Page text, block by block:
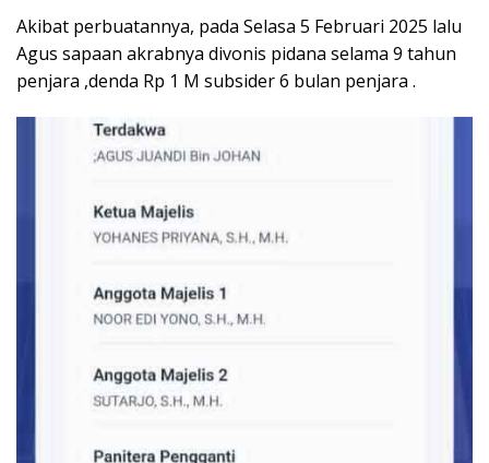
Akibat perbuatannya, pada Selasa 5 Februari 2025 lalu
Agus sapaan akrabnya divonis pidana selama 9 tahun
penjara ,denda Rp 1 M subsider 6 bulan penjara .